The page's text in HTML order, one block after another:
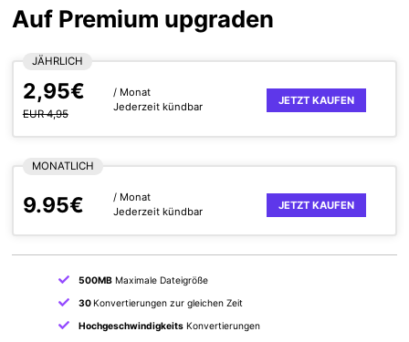
Auf Premium upgraden
JÄHRLICH
2,95€
EUR 4,95
/ Monat
Jederzeit kündbar
JETZT KAUFEN
MONATLICH
9.95€
/ Monat
Jederzeit kündbar
JETZT KAUFEN
500MBMaximale Dateigröße
30 Konvertierungen zur gleichen Zeit
HochgeschwindigkeitsKonvertierungen